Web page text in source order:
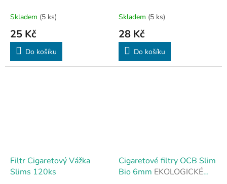
Skladem (5 ks)
25 Kč
Do košíku
Skladem (5 ks)
28 Kč
Do košíku
Filtr Cigaretový Vážka
Slims 120ks
Cigaretové filtry OCB Slim
Bio 6mm EKOLOGICKÉ